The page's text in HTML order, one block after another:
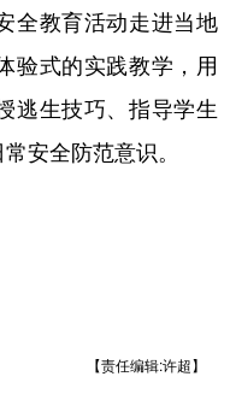
全教育活动走进当地
验式的实践教学，用
逃生技巧、指导学生
安全防范意识。
【责任编辑:许超】